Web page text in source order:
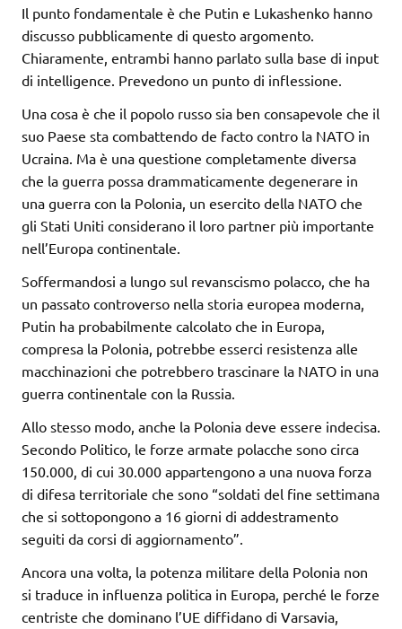
Il punto fondamentale è che Putin e Lukashenko hanno
discusso pubblicamente di questo argomento.
Chiaramente, entrambi hanno parlato sulla base di input
di intelligence. Prevedono un punto di inflessione.
Una cosa è che il popolo russo sia ben consapevole che il
suo Paese sta combattendo de facto contro la NATO in
Ucraina. Ma è una questione completamente diversa
che la guerra possa drammaticamente degenerare in
una guerra con la Polonia, un esercito della NATO che
gli Stati Uniti considerano il loro partner più importante
nell’Europa continentale.
Soffermandosi a lungo sul revanscismo polacco, che ha
un passato controverso nella storia europea moderna,
Putin ha probabilmente calcolato che in Europa,
compresa la Polonia, potrebbe esserci resistenza alle
macchinazioni che potrebbero trascinare la NATO in una
guerra continentale con la Russia.
Allo stesso modo, anche la Polonia deve essere indecisa.
Secondo Politico, le forze armate polacche sono circa
150.000, di cui 30.000 appartengono a una nuova forza
di difesa territoriale che sono “soldati del fine settimana
che si sottopongono a 16 giorni di addestramento
seguiti da corsi di aggiornamento”.
Ancora una volta, la potenza militare della Polonia non
si traduce in influenza politica in Europa, perché le forze
centriste che dominano l’UE diffidano di Varsavia,